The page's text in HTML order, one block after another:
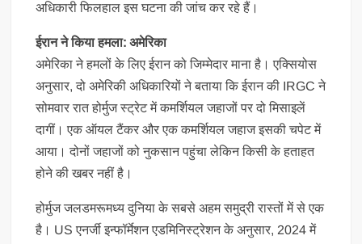
अधिकारी फिलहाल इस घटना की जांच कर रहे हैं।
ईरान ने किया हमला: अमेरिका
अमेरिका ने हमलों के लिए ईरान को जिम्मेदार माना है। एक्सियोस
अनुसार, दो अमेरिकी अधिकारियों ने बताया कि ईरान की IRGC ने
सोमवार रात होर्मुज स्ट्रेट में कमर्शियल जहाजों पर दो मिसाइलें
दागीं। एक ऑयल टैंकर और एक कमर्शियल जहाज इसकी चपेट में
आया। दोनों जहाजों को नुकसान पहुंचा लेकिन किसी के हताहत
होने की खबर नहीं है।
होर्मुज जलडमरूमध्य दुनिया के सबसे अहम समुद्री रास्तों में से एक
है। US एनर्जी इन्फॉर्मेशन एडमिनिस्ट्रेशन के अनुसार, 2024 में